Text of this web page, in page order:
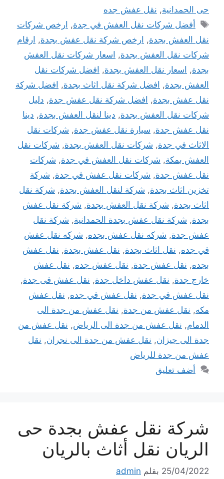
حى الحمدانية, نقل عفش جده
الوسوم
أفضل شركات نقل العفش في جدة, ارخص شركات
نقل العفش بجدة, ارخص شركة نقل عفش بجدة, ارقام
شركات نقل العفش بجدة, اسعار شركات نقل العفش
بجدة, اسعار نقل العفش بجدة, افضل شركات نقل
العفش بجدة, افضل شركة نقل اثاث بجدة, افضل شركة
نقل عفش بجدة, افضل شركة نقل عفش جدة, دليل
شركات نقل العفش بجدة, دينا لنقل العفش بجدة, دينا
نقل عفش جدة, سيارة نقل عفش جدة, شركات نقل
الاثاث في جدة, شركات نقل العفش بجدة, شركات نقل
العفش بمكة, شركات نقل العفش في جدة, شركات
نقل عفش جدة, شركات نقل عفش في جدة, شركة
تخزين اثاث بجدة, شركة لنقل العفش بجدة, شركة نقل
اثاث بجدة, شركة نقل العفش بجدة, شركة نقل عفش
بجدة, شركة نقل عفش بجدة الحمدانية, شركة نقل
عفش جدة, شركه نقل عفش بجده, شركه نقل عفش
في جده, نقل اثاث بجدة, نقل عفش بجدة, نقل عفش
بجده, نقل عفش جدة, نقل عفش جده, نقل عفش
خارج جدة, نقل عفش داخل جدة, نقل عفش فى جدة,
نقل عفش في جدة, نقل عفش في جده, نقل عفش
مكه, نقل عفش من جدة, نقل عفش من جدة الى
الدمام, نقل عفش من جدة الى الرياض, نقل عفش من
جدة الى جيزان, نقل عفش من جدة الى نجران, نقل
عفش من جدة للرياض
أضف تعليق
شركة نقل عفش بجدة حى
الريان نقل أثاث بالريان
25/04/2022 بقلم admin